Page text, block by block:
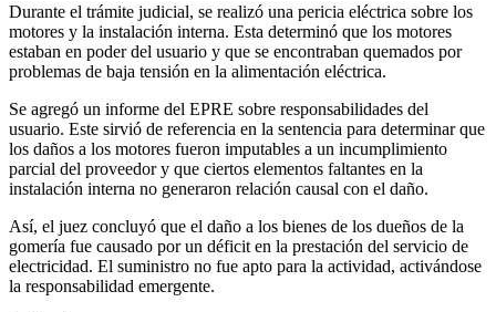
Durante el trámite judicial, se realizó una pericia eléctrica sobre los
motores y la instalación interna. Esta determinó que los motores
estaban en poder del usuario y que se encontraban quemados por
problemas de baja tensión en la alimentación eléctrica.
Se agregó un informe del EPRE sobre responsabilidades del
usuario. Este sirvió de referencia en la sentencia para determinar que
los daños a los motores fueron imputables a un incumplimiento
parcial del proveedor y que ciertos elementos faltantes en la
instalación interna no generaron relación causal con el daño.
Así, el juez concluyó que el daño a los bienes de los dueños de la
gomería fue causado por un déficit en la prestación del servicio de
electricidad. El suministro no fue apto para la actividad, activándose
la responsabilidad emergente.